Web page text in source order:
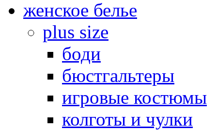
женское белье
plus size
боди
бюстгальтеры
игровые костюмы
колготы и чулки